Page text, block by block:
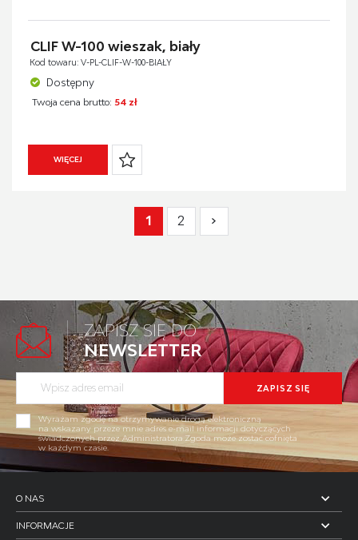
CLIF W-100 wieszak, biały
Kod towaru: V-PL-CLIF-W-100-BIAŁY
Dostępny
Twoja cena brutto: 54 zł
WIĘCEJ
1 2
ZAPISZ SIĘ DO
NEWSLETTER
Wyrażam zgodę na otrzymywanie drogą elektroniczną
na wskazany przeze mnie adres e-mail informacji dotyczących
świadczonych przez Administratora.Zgoda może zostać cofnięta
w każdym czasie.
O NAS
INFORMACJE